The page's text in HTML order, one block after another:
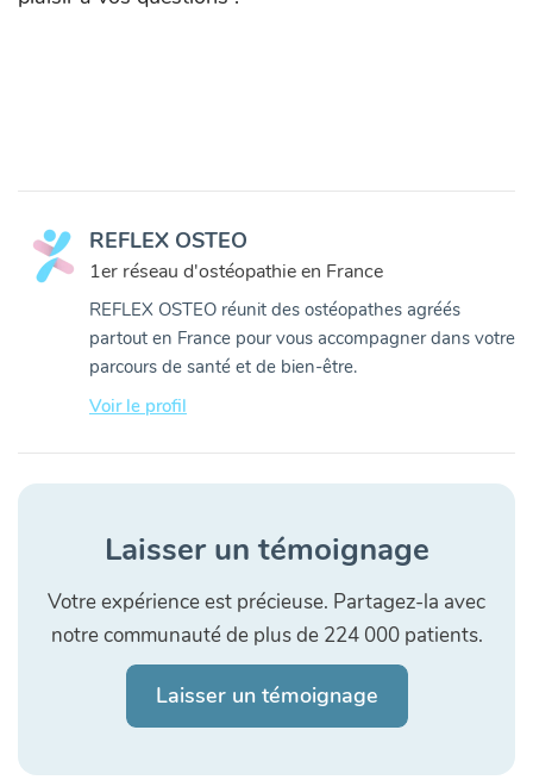
REFLEX OSTEO
1er réseau d'ostéopathie en France
REFLEX OSTEO réunit des ostéopathes agréés
partout en France pour vous accompagner dans votre
parcours de santé et de bien-être.
Voir le profil
Laisser un témoignage
Votre expérience est précieuse. Partagez-la avec
notre communauté de plus de 224 000 patients.
Laisser un témoignage